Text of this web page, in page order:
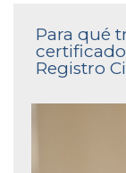
Para qué
Registro